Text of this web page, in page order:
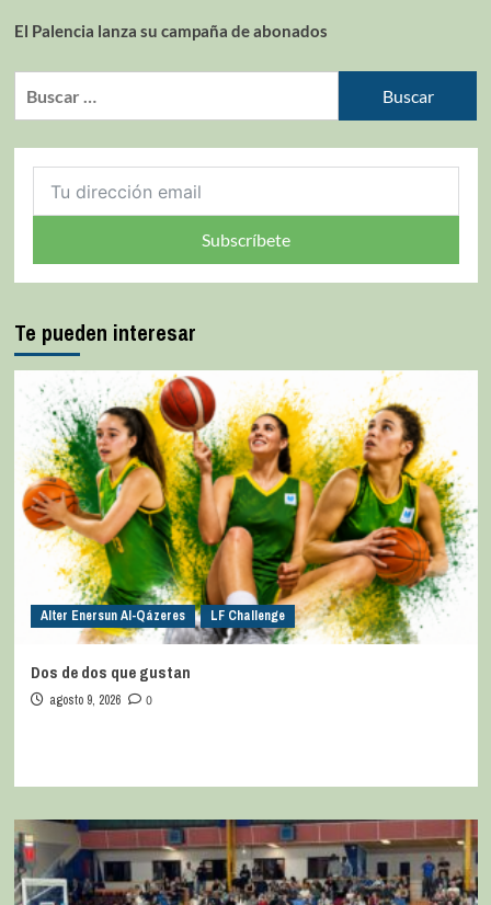
El Palencia lanza su campaña de abonados
Subscríbete
Te pueden interesar
Alter Enersun Al-Qázeres LF Challenge
Dos de dos que gustan
agosto 9, 2026 0